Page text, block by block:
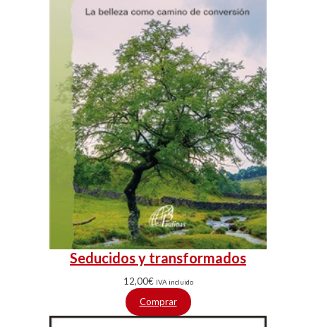
Seducidos y transformados
12,00€ IVA incluido
Comprar